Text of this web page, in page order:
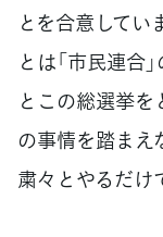
とを合意して
とは「市民連合
とこの総選挙
の事情を踏まえ
粛々とやるだけ